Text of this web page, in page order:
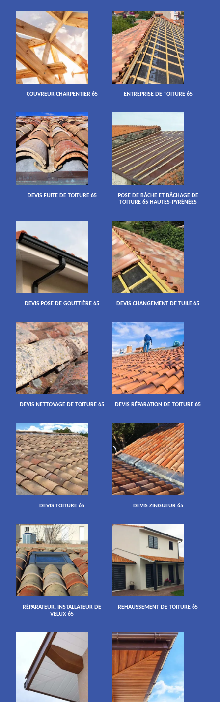
COUVREUR CHARPENTIER 65 ENTREPRISE DE TOITURE 65
DEVIS FUITE DE TOITURE 65
POSE DE BÂCHE ET BÂCHAGE DE
TOITURE 65 HAUTES-PYRÉNÉES
DEVIS POSE DE GOUTTIÈRE 65 DEVIS CHANGEMENT DE TUILE 65
DEVIS NETTOYAGE DE TOITURE 65 DEVIS RÉPARATION DE TOITURE 65
DEVIS TOITURE 65 DEVIS ZINGUEUR 65
RÉPARATEUR, INSTALLATEUR DE
VELUX 65
REHAUSSEMENT DE TOITURE 65